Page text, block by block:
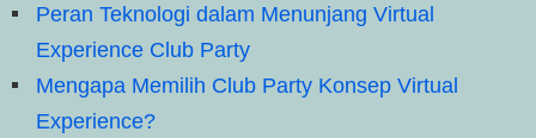
Peran Teknologi dalam Menunjang Virtual
Experience Club Party
Mengapa Memilih Club Party Konsep Virtual
Experience?